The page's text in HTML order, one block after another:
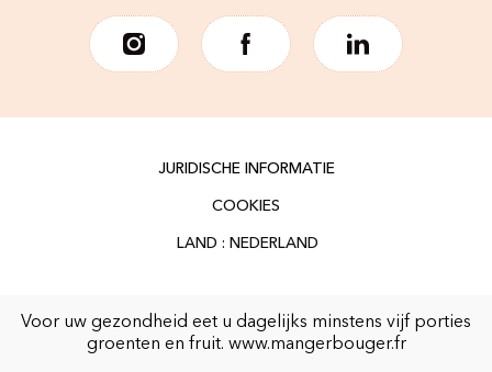
JURIDISCHE INFORMATIE
COOKIES
Voor uw gezondheid eet u dagelijks minstens vijf porties
groenten en fruit. www.mangerbouger.fr